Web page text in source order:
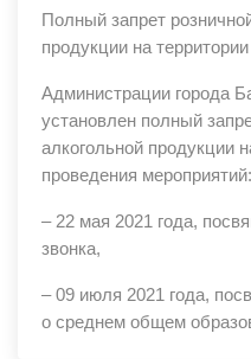
Полный запрет
продукции на
Администрации города
установлен полный
алкогольной продукции
проведения мероприятий:
– 22 мая 2021 года,
звонка,
– 09 июля 2021 года,
о среднем общем